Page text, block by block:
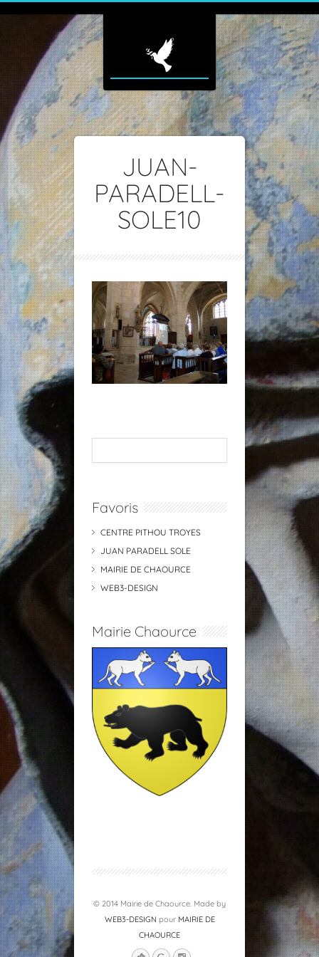
JUAN-
PARADELL-
SOLE10
Favoris
CENTRE PITHOU TROYES
JUAN PARADELL SOLE
MAIRIE DE CHAOURCE
WEB3-DESIGN
Mairie Chaource
© 2014 Mairie de Chaource. Made by
WEB3-DESIGN pour MAIRIE DE
CHAOURCE